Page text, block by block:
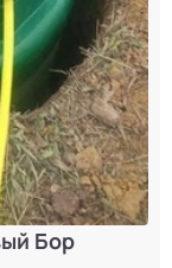
Бор